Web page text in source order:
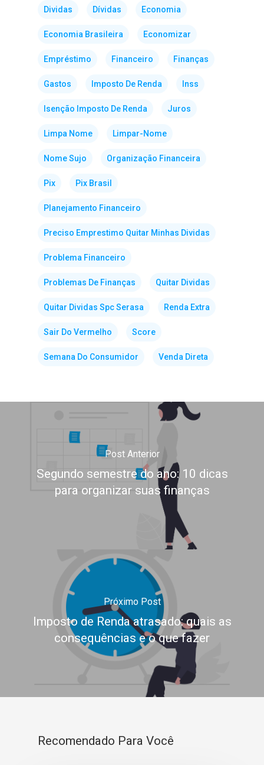
Dividas Dívidas Economia
Economia Brasileira Economizar
Empréstimo Financeiro Finanças
Gastos Imposto De Renda Inss
Isenção Imposto De Renda Juros
Limpa Nome Limpar-Nome
Nome Sujo Organização Financeira
Pix Pix Brasil
Planejamento Financeiro
Preciso Emprestimo Quitar Minhas Dividas
Problema Financeiro
Problemas De Finanças Quitar Dividas
Quitar Dividas Spc Serasa Renda Extra
Sair Do Vermelho Score
Semana Do Consumidor Venda Direta
Post Anterior
Segundo semestre do ano: 10 dicas
para organizar suas finanças
Próximo Post
Imposto de Renda atrasado: quais as
consequências e o que fazer
Recomendado Para Você